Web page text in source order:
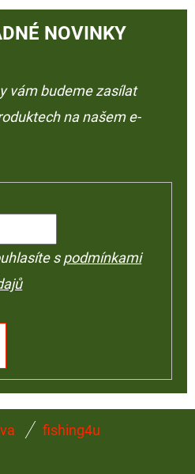
NOVINKY
vám budeme zasílat
na našem e-
spodmínkami
fishing4u